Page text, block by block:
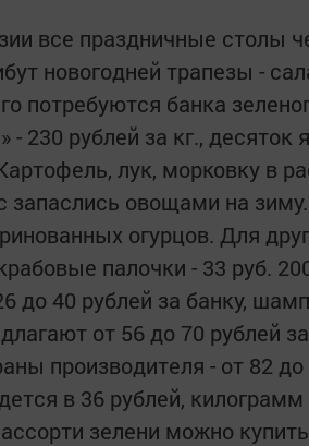
все праздничные столы
новогодней трапезы -
потребуются банка
230 рублей за кг., десяток
лук, морковку в
запаслись овощами на
огурцов. Для
палочки - 33 руб.
до 40 рублей за банку,
от 56 до 70 рублей
производителя - от 82 до
в 36 рублей, килограмм
зелени можно